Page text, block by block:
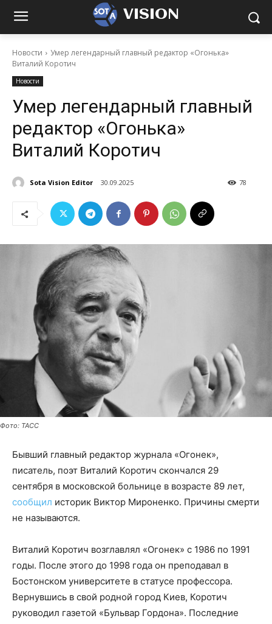
VISION
Новости
Умер легендарный главный редактор «Огонька»
Виталий Коротич
Новости
Умер легендарный главный
редактор «Огонька»
Виталий Коротич
Sota Vision Editor 30.09.2025 78
Фото: ТАСС
Бывший главный редактор журнала «Огонек»,
писатель, поэт Виталий Коротич скончался 29
сентября в московской больнице в возрасте 89 лет,
сообщил историк Виктор Мироненко. Причины смерти
не называются.
Виталий Коротич возглавлял «Огонек» с 1986 по 1991
годы. После этого до 1998 года он преподавал в
Бостонском университете в статусе профессора.
Вернувшись в свой родной город Киев, Коротич
руководил газетой «Бульвар Гордона». Последние